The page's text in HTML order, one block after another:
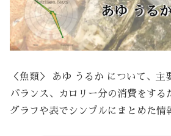
＜魚類＞ あゆ うるか について、主
バランス、カロリー分の消費をする
グラフや表でシンプルにまとめた情